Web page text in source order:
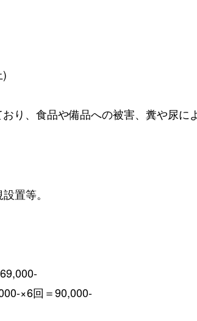
り、食品や備品への被害、糞や尿に
等。
×6回＝90,000-